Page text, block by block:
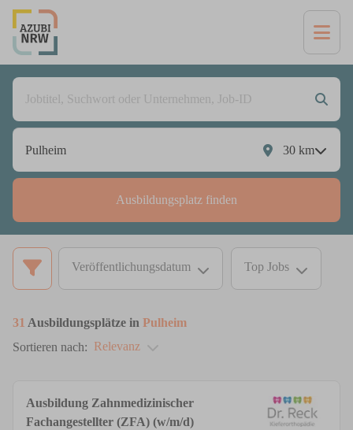
30 km
Ausbildungsplatz finden
Veröffentlichungsdatum Top Jobs
31 Ausbildungsplätze in Pulheim
Sortieren nach: Relevanz
Ausbildung Zahnmedizinischer
Fachangestellter (ZFA) (w/m/d)